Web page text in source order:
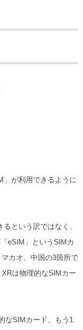
」が利用できるように
という訳ではなく、
eSIM」というSIMカ
カオ、中国の3箇所で
は物理的なSIMカー
なSIMカード、もう1